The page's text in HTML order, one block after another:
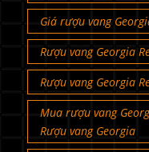
Giá rượu vang
Rượu vang Georgia
Rượu vang Georgia
Mua rượu vang
Rượu vang Georgia